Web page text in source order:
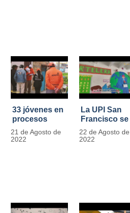
33 jóvenes en
procesos
legales por
tensiones con
21 de Agosto de
2022
La UPI San
Francisco se
llena de color
y vida con la
22 de Agosto de
2022